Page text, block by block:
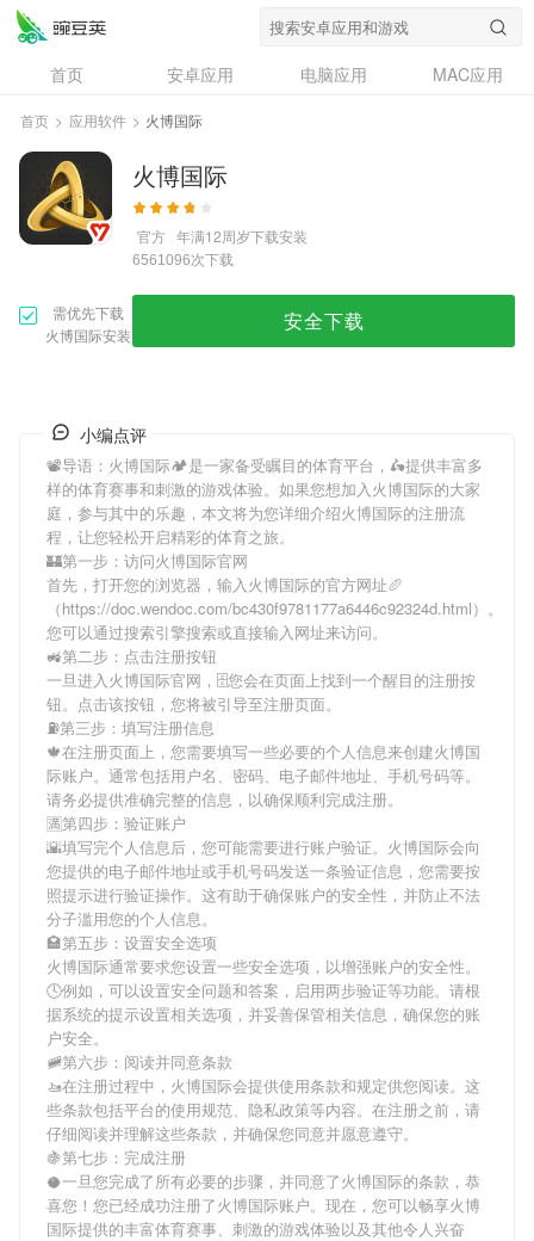
首页 安卓应用 电脑应用
MAC应用
资讯
专题
问答
首页 > 应用软件 > 火博国际
火博国际
官方 年满12周岁下载安装
6561096次下载
需优先下载
火博国际安装
安全下载
小编点评
📽导语： 火博国际🏕是一家备受瞩目的体育平台，🛵提供丰富多
样的体育赛事和刺激的游戏体验。如果您想加入火博国际的大家
庭，参与其中的乐趣，本文将为您详细介绍火博国际的注册流
程，让您轻松开启精彩的体育之旅。
🏰第一步：访问火博国际官网
首先，打开您的浏览器，输入火博国际的官方网址🥖
（https://doc.wendoc.com/bc430f9781177a6446c92324d.html）。
您可以通过搜索引擎搜索或直接输入网址来访问。
🚜第二步：点击注册按钮
一旦进入火博国际官网，🗄您会在页面上找到一个醒目的注册按
钮。点击该按钮，您将被引导至注册页面。
⛽️第三步：填写注册信息
🍁在注册页面上，您需要填写一些必要的个人信息来创建火博国
际账户。通常包括用户名、密码、电子邮件地址、手机号码等。
请务必提供准确完整的信息，以确保顺利完成注册。
🈵第四步：验证账户
🌇填写完个人信息后，您可能需要进行账户验证。 火博国际会向
您提供的电子邮件地址或手机号码发送一条验证信息，您需要按
照提示进行验证操作。这有助于确保账户的安全性，并防止不法
分子滥用您的个人信息。
🏩第五步：设置安全选项
火博国际通常要求您设置一些安全选项，以增强账户的安全性。
🕓例如，可以设置安全问题和答案，启用两步验证等功能。请根
据系统的提示设置相关选项，并妥善保管相关信息，确保您的账
户安全。
🚞第六步：阅读并同意条款
🚤在注册过程中， 火博国际会提供使用条款和规定供您阅读。这
些条款包括平台的使用规范、隐私政策等内容。在注册之前，请
仔细阅读并理解这些条款，并确保您同意并愿意遵守。
🍇第七步：完成注册
🥥一旦您完成了所有必要的步骤，并同意了火博国际的条款，恭
喜您！您已经成功注册了火博国际账户。现在，您可以畅享火博
国际提供的丰富体育赛事、刺激的游戏体验以及其他令人兴奋